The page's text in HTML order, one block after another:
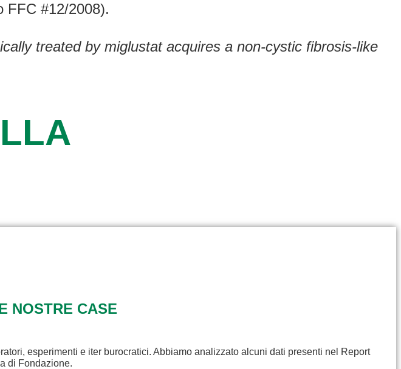
FFC #12/2008).
treated by miglustat acquires a non-cystic fibrosis-like
NOSTRE CASE
esperimenti e iter burocratici. Abbiamo analizzato alcuni dati presenti nel Report
di Fondazione.